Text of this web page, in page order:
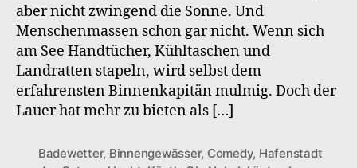
aber nicht zwingend die Sonne. Und
Menschenmassen schon gar nicht. Wenn sich
am See Handtücher, Kühltaschen und
Landratten stapeln, wird selbst dem
erfahrensten Binnenkapitän mulmig. Doch der
Lauer hat mehr zu bieten als […]
Badewetter, Binnengewässer, Comedy, Hafenstadt